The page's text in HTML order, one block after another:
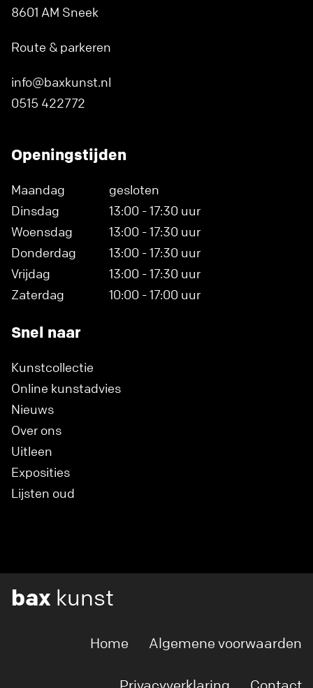
8601 AM Sneek
Route & parkeren
info@baxkunst.nl
0515 422772
Openingstijden
Maandag
gesloten
Dinsdag
13:00 - 17:30 uur
Woensdag
13:00 - 17:30 uur
Donderdag
13:00 - 17:30 uur
Vrijdag
13:00 - 17:30 uur
Zaterdag
10:00 - 17:00 uur
Snel naar
Kunstcollectie
Online kunstadvies
Nieuws
Over ons
Uitleen
Exposities
Lijsten oud
bax kunst
Home Algemene voorwaarden